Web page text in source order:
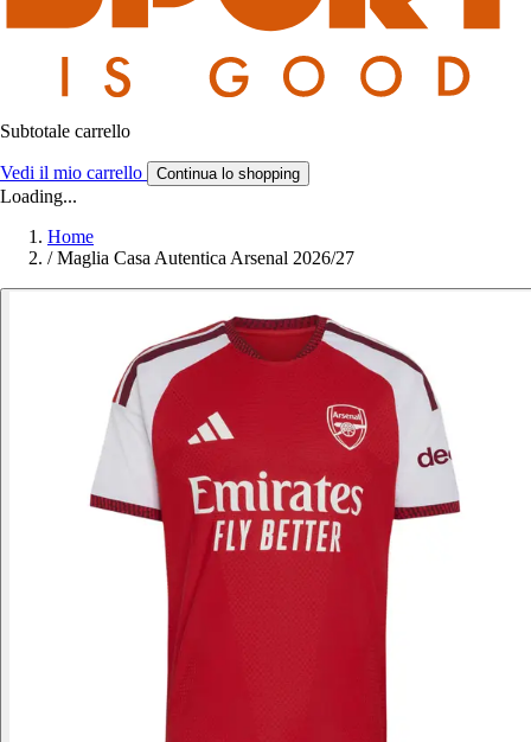
Subtotale carrello
Vedi il mio carrello Continua lo shopping
Loading...
Home
/ Maglia Casa Autentica Arsenal 2026/27